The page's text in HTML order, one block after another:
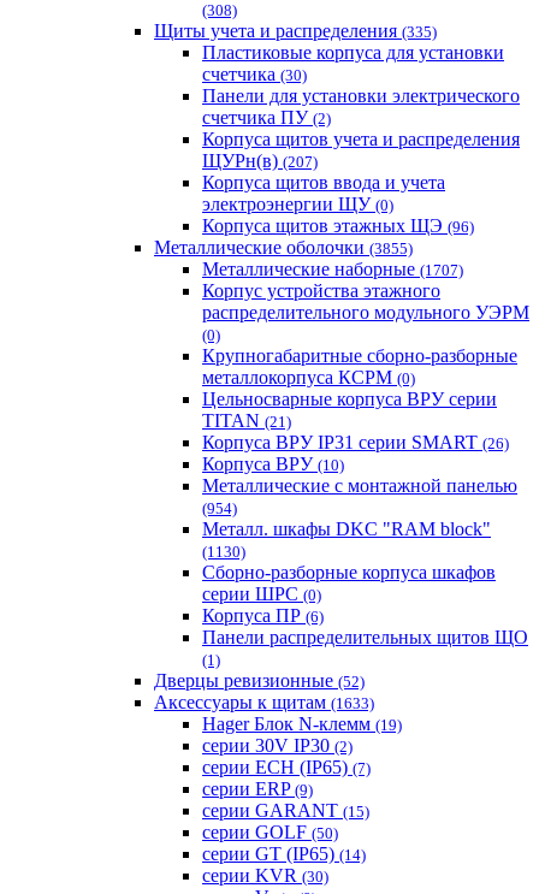
(308)
Щиты учета и распределения (335)
Пластиковые корпуса для установки
счетчика (30)
Панели для установки электрического
счетчика ПУ (2)
Корпуса щитов учета и распределения
ЩУРн(в) (207)
Корпуса щитов ввода и учета
электроэнергии ЩУ (0)
Корпуса щитов этажных ЩЭ (96)
Металлические оболочки (3855)
Металлические наборные (1707)
Корпус устройства этажного
распределительного модульного УЭРМ
(0)
Крупногабаритные сборно-разборные
металлокорпуса КСРМ (0)
Цельносварные корпуса ВРУ серии
TITAN (21)
Корпуса ВРУ IP31 серии SMART (26)
Корпуса ВРУ (10)
Металлические с монтажной панелью
(954)
Металл. шкафы DKC "RAM block"
(1130)
Сборно-разборные корпуса шкафов
серии ШРС (0)
Корпуса ПР (6)
Панели распределительных щитов ЩО
(1)
Дверцы ревизионные (52)
Аксессуары к щитам (1633)
Hager Блок N-клемм (19)
серии 30V IP30 (2)
серии ECH (IP65) (7)
серии ERP (9)
серии GARANT (15)
серии GOLF (50)
серии GT (IP65) (14)
серии KVR (30)